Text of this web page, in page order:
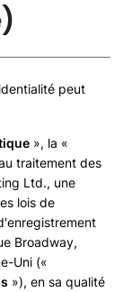
peut
», la «
traitement des
Ltd., une
lois de
Broadway,
Uni («
»), en sa qualité